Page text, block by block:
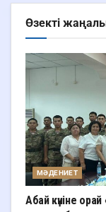
Өзекті
МӘДЕНИЕТ
Абай күніне